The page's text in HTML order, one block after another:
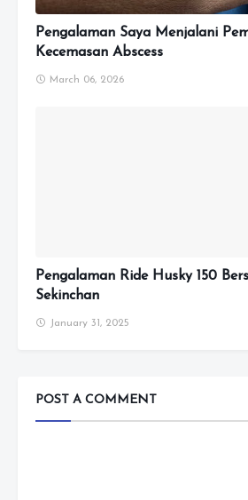
Pengalaman Saya Menjalani
Kecemasan Abscess
March 06, 2026
Pengalaman Ride Husky 150
Sekinchan
January 31, 2025
POST A COMMENT